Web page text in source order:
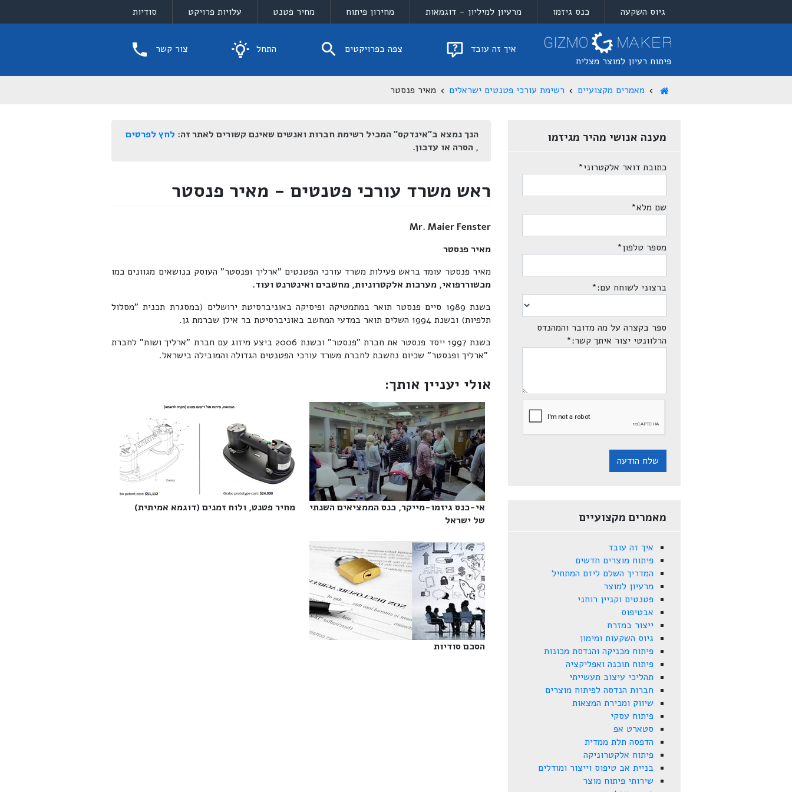
גיוס השקעה כנס גיזמו מרעיון למיליון - דוגמאות מחירון פיתוח מחיר פטנט עלויות פרויקט סודיות
פיתוח רעיון למוצר מצליח
איך זה עובד צפה בפרויקטים התחל צור קשר
מאמרים מקצועיים רשימת עורכי פטנטים ישראלים מאיר פנסטר
הנך נמצא ב"אינדקס" המכיל רשימת חברות ואנשים שאינם קשורים לאתר זה: לחץ לפרטים
, הסרה או עדכון.
ראש משרד עורכי פטנטים - מאיר פנסטר
Mr. Maier Fenster
מאיר פנסטר
מאיר פנסטר עומד בראש פעילות משרד עורכי הפטנטים "ארליך ופנסטר" העוסק בנושאים מגוונים כמו
מכשוררפואי, מערכות אלקטרוניות, מחשבים ואינטרנט ועוד.
בשנת 1989 סיים פנסטר תואר במתמטיקה ופיסיקה באוניברסיטת ירושלים (במסגרת תכנית "מסלול
תלפיות) ובשנת 1994 השלים תואר במדעי המחשב באוניברסיטת בר אילן שברמת גן.
בשנת 1997 ייסד פנסטר את חברת "פנסטר" ובשנת 2006 ביצע מיזוג עם חברת "ארליך ושות" לחברת
"ארליך ופנסטר" שכיום נחשבת לחברת משרד עורכי הפטנטים הגדולה והמובילה בישראל.
אולי יעניין אותך:
אי-כנס גיזמו-מייקר, כנס הממציאים השנתי
של ישראל‎
מחיר פטנט, ולוח זמנים (דוגמא אמיתית)‎
הסכם סודיות‎
מענה אנושי מהיר מגיזמו
כתובת דואר אלקטרוני*
שם מלא*
מספר טלפון*
ברצוני לשוחח עם:*
ספר בקצרה על מה מדובר והמהנדס
הרלוונטי יצור איתך קשר:*
שלח הודעה
מאמרים מקצועיים
איך זה עובד
פיתוח מוצרים חדשים
המדריך השלם ליזם המתחיל
מרעיון למוצר
פטנטים וקניין רוחני
אבטיפוס
ייצור במזרח
גיוס השקעות ומימון
פיתוח מכניקה והנדסת מכונות
פיתוח תוכנה ואפליקציה
תהליכי עיצוב תעשייתי
חברות הנדסה לפיתוח מוצרים
שיווק ומכירת המצאות
פיתוח עסקי
סטארט אפ
הדפסה תלת ממדית
פיתוח אלקטרוניקה
בניית אב טיפוס וייצור ומודלים
שירותי פיתוח מוצר